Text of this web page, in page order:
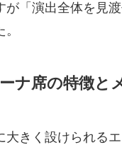
「演出全体を見
ナ席の特徴と
きく設けられる